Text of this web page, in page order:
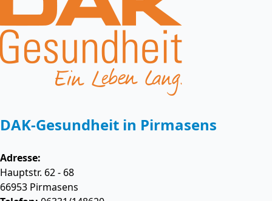
DAK-Gesundheit in Pirmasens
Adresse:
Hauptstr. 62 - 68
66953 Pirmasens